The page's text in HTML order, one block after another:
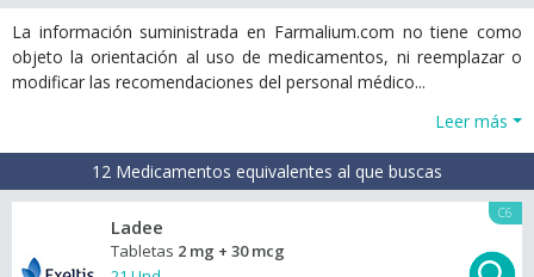
La información suministrada en Farmalium.com no tiene como
objeto la orientación al uso de medicamentos, ni reemplazar o
modificar las recomendaciones del personal médico...
Leer más
12 Medicamentos equivalentes al que buscas
C6
Ladee
Tabletas 2 mg + 30 mcg